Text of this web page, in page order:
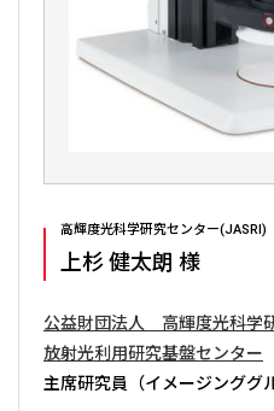
高輝度光科学研究センター(JASRI)
上杉 健太朗 様
公益財団法人 高輝度光科学
放射光利用研究基盤センター
主席研究員（イメージンググ